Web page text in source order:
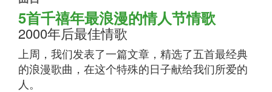
5首千禧年最浪漫的情人节情歌
2000年后最佳情歌
上周，我们发表了一篇文章，精选了五首最经典
的浪漫歌曲，在这个特殊的日子献给我们所爱的
人。